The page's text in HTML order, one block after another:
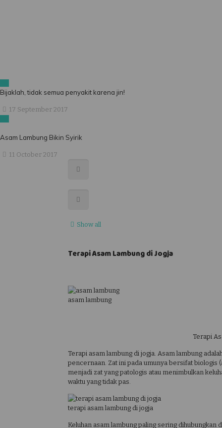
Bijaklah, tidak semua penyakit karena jin!
17 September 2017
Asam Lambung Bikin Syirik
11 October 2017
Show all
Terapi Asam Lambung di Jogja
asam lambung
Terapi
Terapi asam lambung di jogja. Asam lambung
pencernaan. Zat ini pada umunya bersifat biologis
menjadi zat yang patologis atau menimbulkan
waktu yang tidak pas.
terapi asam lambung di jogja
Keluhan asam lambung paling sering